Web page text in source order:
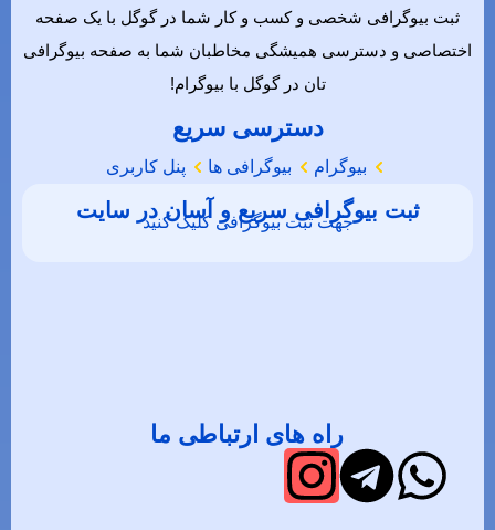
ثبت بیوگرافی شخصی و کسب و کار شما در گوگل با یک صفحه
اختصاصی و دسترسی همیشگی مخاطبان شما به صفحه بیوگرافی
تان در گوگل با بیوگرام!
دسترسی سریع
بیوگرام بیوگرافی ها پنل کاربری
ثبت بیوگرافی سریع و آسان در سایت
جهت ثبت بیوگرافی کلیک کنید
راه های ارتباطی ما